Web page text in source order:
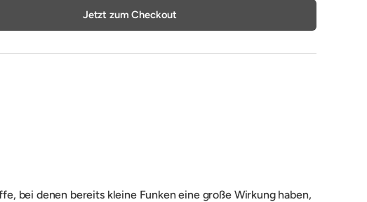
Jetzt zum Checkout
bei denen bereits kleine Funken eine große Wirkung haben,